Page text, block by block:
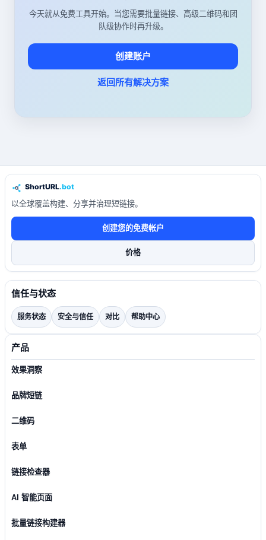
今天就从免费工具开始。当您需要批量链接、高级二维码和团
队级协作时再升级。
创建账户
返回所有解决方案
以全球覆盖构建、分享并治理短链接。
创建您的免费帐户
价格
信任与状态
服务状态 安全与信任 对比 帮助中心
产品
效果洞察
品牌短链
二维码
表单
链接检查器
AI 智能页面
批量链接构建器